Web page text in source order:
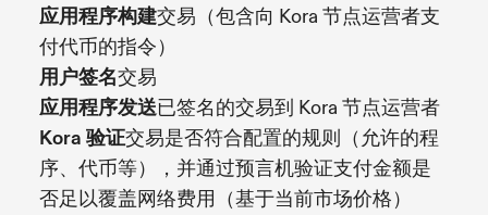
应用程序构建交易（包含向 Kora 节点运营者支
付代币的指令）
用户签名交易
应用程序发送已签名的交易到 Kora 节点运营者
Kora 验证交易是否符合配置的规则（允许的程
序、代币等），并通过预言机验证支付金额是
否足以覆盖网络费用（基于当前市场价格）